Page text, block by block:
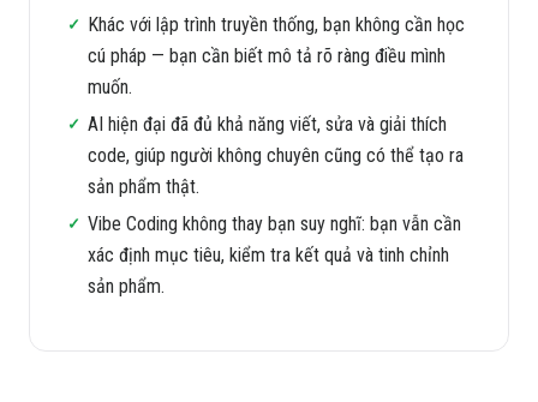
Khác với lập trình truyền thống, bạn không cần học
cú pháp — bạn cần biết mô tả rõ ràng điều mình
muốn.
AI hiện đại đã đủ khả năng viết, sửa và giải thích
code, giúp người không chuyên cũng có thể tạo ra
sản phẩm thật.
Vibe Coding không thay bạn suy nghĩ: bạn vẫn cần
xác định mục tiêu, kiểm tra kết quả và tinh chỉnh
sản phẩm.